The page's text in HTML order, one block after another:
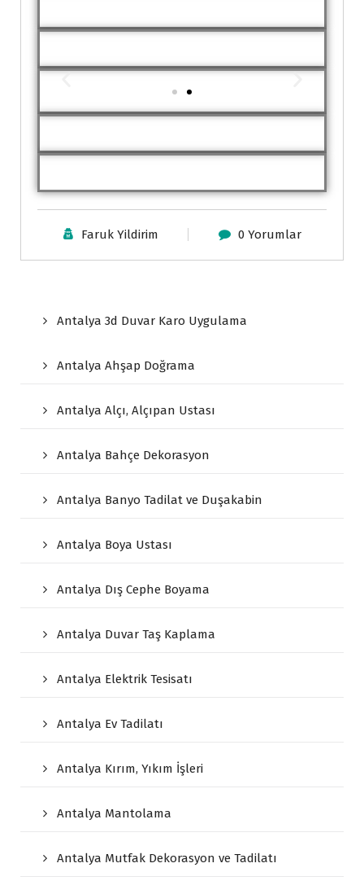
Faruk Yildirim 0 Yorumlar
Antalya 3d Duvar Karo Uygulama
Antalya Ahşap Doğrama
Antalya Alçı, Alçıpan Ustası
Antalya Bahçe Dekorasyon
Antalya Banyo Tadilat ve Duşakabin
Antalya Boya Ustası
Antalya Dış Cephe Boyama
Antalya Duvar Taş Kaplama
Antalya Elektrik Tesisatı
Antalya Ev Tadilatı
Antalya Kırım, Yıkım İşleri
Antalya Mantolama
Antalya Mutfak Dekorasyon ve Tadilatı